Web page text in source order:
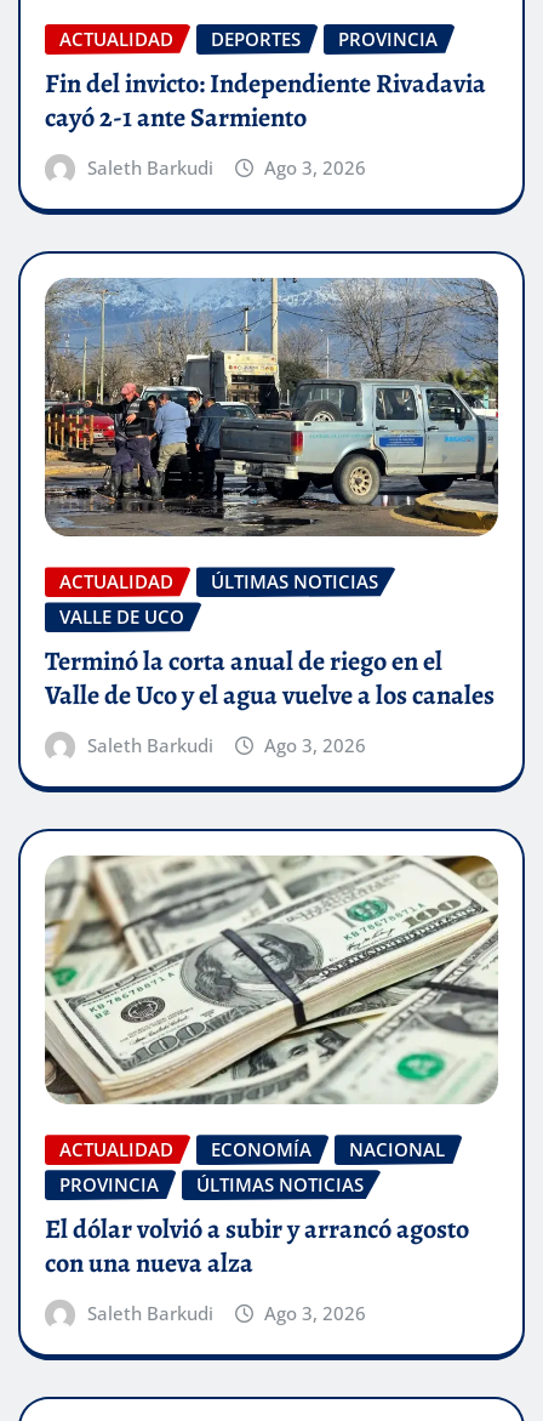
ACTUALIDAD DEPORTES PROVINCIA
Fin del invicto: Independiente Rivadavia
cayó 2-1 ante Sarmiento
Saleth Barkudi Ago 3, 2026
ACTUALIDAD
ÚLTIMAS NOTICIAS
VALLE DE UCO
Terminó la corta anual de riego en el
Valle de Uco y el agua vuelve a los canales
Saleth Barkudi Ago 3, 2026
ACTUALIDAD ECONOMÍA
NACIONAL
PROVINCIA
ÚLTIMAS NOTICIAS
El dólar volvió a subir y arrancó agosto
con una nueva alza
Saleth Barkudi Ago 3, 2026